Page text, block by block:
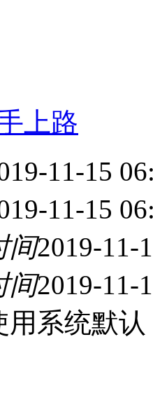
上路
11-15
11-15
间2019-11-
间2019-11-
用系统默认